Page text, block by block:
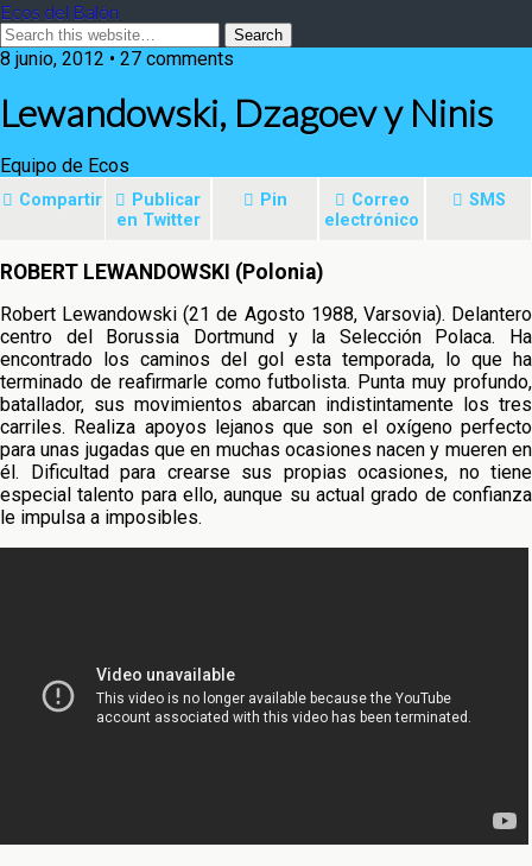
Ecos del Balón
8 junio, 2012 • 27 comments
Lewandowski, Dzagoev y Ninis
Equipo de Ecos
Compartir
Publicar
en Twitter
Pin
Correo
electrónico
SMS
ROBERT LEWANDOWSKI (Polonia)
Robert Lewandowski (21 de Agosto 1988, Varsovia). Delantero
centro del Borussia Dortmund y la Selección Polaca. Ha
encontrado los caminos del gol esta temporada, lo que ha
terminado de reafirmarle como futbolista. Punta muy profundo,
batallador, sus movimientos abarcan indistintamente los tres
carriles. Realiza apoyos lejanos que son el oxígeno perfecto
para unas jugadas que en muchas ocasiones nacen y mueren en
él. Dificultad para crearse sus propias ocasiones, no tiene
especial talento para ello, aunque su actual grado de confianza
le impulsa a imposibles.